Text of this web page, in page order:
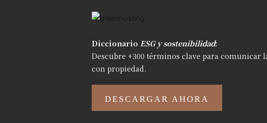
Diccionario ESG y sostenibilidad:
Descubre +300 términos clave para comunicar
con propiedad.
DESCARGAR AHORA